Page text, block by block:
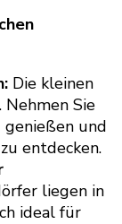
Die kleinen
Sie
genießen und
entdecken.
liegen in
ideal für